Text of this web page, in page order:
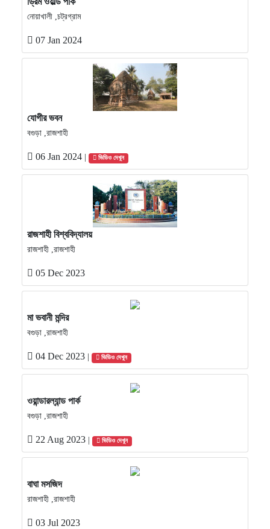
নোয়াখালী ,চট্রগ্রাম
07 Jan 2024
যোগীর ভবন
বগুড়া ,রাজশাহী
06 Jan 2024 ভিডিও দেখুন
রাজশাহী বিশ্ববিদ্যালয়
রাজশাহী ,রাজশাহী
05 Dec 2023
মা ভবানী মন্দির
বগুড়া ,রাজশাহী
04 Dec 2023 ভিডিও দেখুন
ওয়ান্ডারল্যান্ড পার্ক
বগুড়া ,রাজশাহী
22 Aug 2023 ভিডিও দেখুন
বাঘা মসজিদ
রাজশাহী ,রাজশাহী
03 Jul 2023